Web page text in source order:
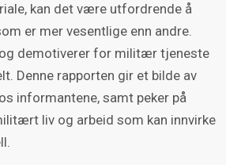
kan det være utfordrende å
er mer vesentlige enn andre.
demotiverer for militær tjeneste
Denne rapporten gir et bilde av
informantene, samt peker på
liv og arbeid som kan innvirke